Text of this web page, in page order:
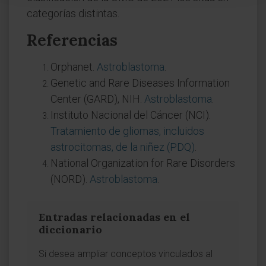
categorías distintas.
Referencias
Orphanet. Astroblastoma
Genetic and Rare Diseases Information
Center (GARD), NIH. Astroblastoma
Instituto Nacional del Cáncer (NCI).
Tratamiento de gliomas, incluidos
astrocitomas, de la niñez (PDQ)
National Organization for Rare Disorders
(NORD). Astroblastoma
Entradas relacionadas en el
diccionario
Si desea ampliar conceptos vinculados al